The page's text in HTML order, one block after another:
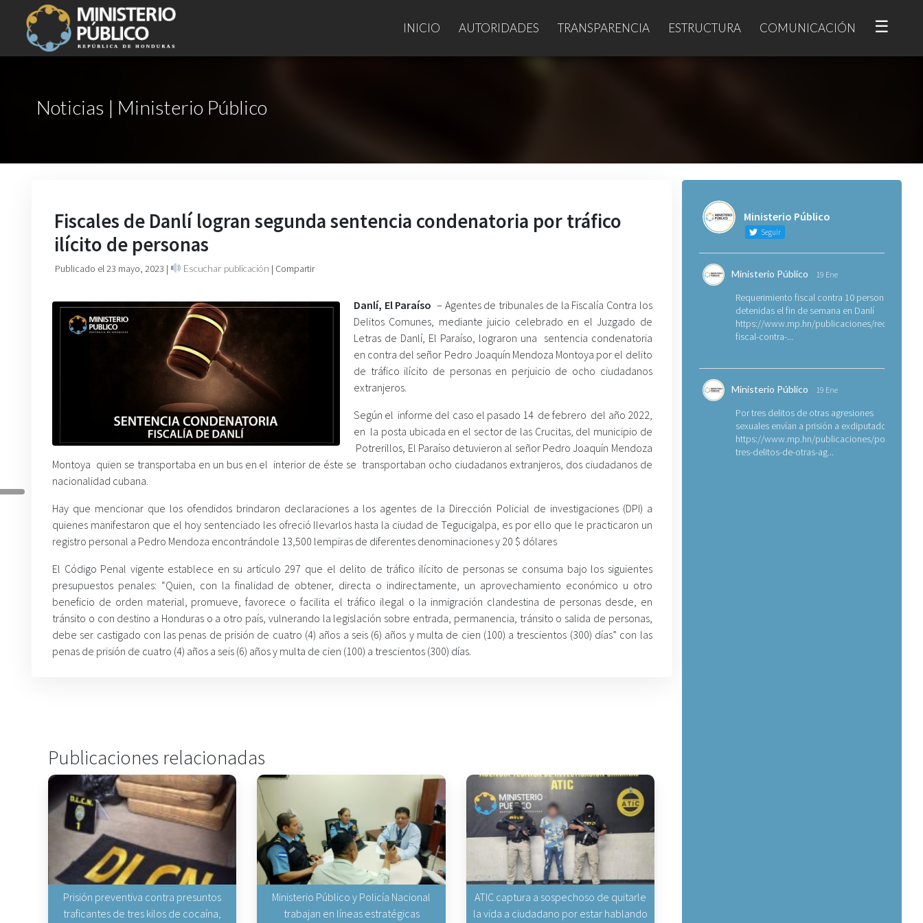
INICIO AUTORIDADES TRANSPARENCIA ESTRUCTURA COMUNICACIÓN ☰
Noticias | Ministerio Público
Fiscales de Danlí logran segunda sentencia condenatoria por tráfico
ilícito de personas
Publicado el 23 mayo, 2023 | Escuchar publicación | Compartir
Danlí, El Paraíso – Agentes de tribunales de la Fiscalía Contra los
Delitos Comunes, mediante juicio celebrado en el Juzgado de
Letras de Danlí, El Paraíso, lograron una sentencia condenatoria
en contra del señor Pedro Joaquín Mendoza Montoya por el delito
de tráfico ilícito de personas en perjuicio de ocho ciudadanos
extranjeros.
Según el informe del caso el pasado 14 de febrero del año 2022,
en la posta ubicada en el sector de las Crucitas, del municipio de
Potrerillos, El Paraíso detuvieron al señor Pedro Joaquín Mendoza
Montoya quien se transportaba en un bus en el interior de éste se transportaban ocho ciudadanos extranjeros, dos ciudadanos de
nacionalidad cubana.
Hay que mencionar que los ofendidos brindaron declaraciones a los agentes de la Dirección Policial de investigaciones (DPI) a
quienes manifestaron que el hoy sentenciado les ofreció llevarlos hasta la ciudad de Tegucigalpa, es por ello que le practicaron un
registro personal a Pedro Mendoza encontrándole 13,500 lempiras de diferentes denominaciones y 20 $ dólares
El Código Penal vigente establece en su artículo 297 que el delito de tráfico ilícito de personas se consuma bajo los siguientes
presupuestos penales: “Quien, con la finalidad de obtener, directa o indirectamente, un aprovechamiento económico u otro
beneficio de orden material, promueve, favorece o facilita el tráfico ilegal o la inmigración clandestina de personas desde, en
tránsito o con destino a Honduras o a otro país, vulnerando la legislación sobre entrada, permanencia, tránsito o salida de personas,
debe ser castigado con las penas de prisión de cuatro (4) años a seis (6) años y multa de cien (100) a trescientos (300) días” con las
penas de prisión de cuatro (4) años a seis (6) años y multa de cien (100) a trescientos (300) días.
Publicaciones relacionadas
Prisión preventiva contra presuntos
traficantes de tres kilos de cocaína,
Ministerio Público y Policía Nacional
trabajan en líneas estratégicas
ATIC captura a sospechoso de quitarle
la vida a ciudadano por estar hablando
Ministerio Público
Seguir
Ministerio Público 19 Ene
Requerimiento fiscal contra 10 personas
detenidas el fin de semana en Danlí
https://www.mp.hn/publicaciones/
fiscal-contra-...
Ministerio Público 19 Ene
Por tres delitos de otras agresiones
sexuales envían a prisión a exdiputado
https://www.mp.hn/publicaciones/por-
tres-delitos-de-otras-ag...